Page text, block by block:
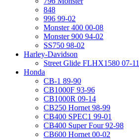
848
996 99-02
Monster 400 00-08
Monster 900 94-02
SS750 98-02
Harley-Davidson
Street Glide FLHX1580 07-11
Honda
CB-1 89-90
CB1000F 93-96
CB1000R 09-14
CB250 Hornet 98-99
CB400 SPEC1 99-01
CB400 Super Four 92-98
CB600 Hornet 00-02